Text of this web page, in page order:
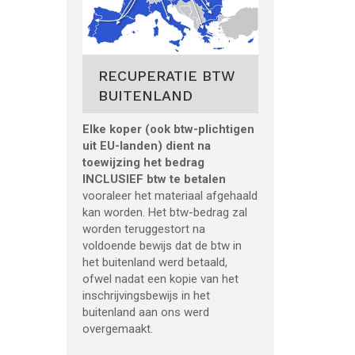
RECUPERATIE BTW
BUITENLAND
Elke koper (ook btw-plichtigen
uit EU-landen) dient na
toewijzing het bedrag
INCLUSIEF btw te betalen
vooraleer het materiaal afgehaald
kan worden. Het btw-bedrag zal
worden teruggestort na
voldoende bewijs dat de btw in
het buitenland werd betaald,
ofwel nadat een kopie van het
inschrijvingsbewijs in het
buitenland aan ons werd
overgemaakt.